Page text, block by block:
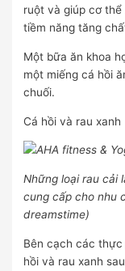
ruột và giúp cơ
tiềm năng tăng
Một bữa ăn khoa
một miếng cá hồi
chuối.
Cá hồi và rau xanh
Những loại rau cải
cung cấp cho nhu
dreamstime)
Bên cạch các
hồi và rau xanh